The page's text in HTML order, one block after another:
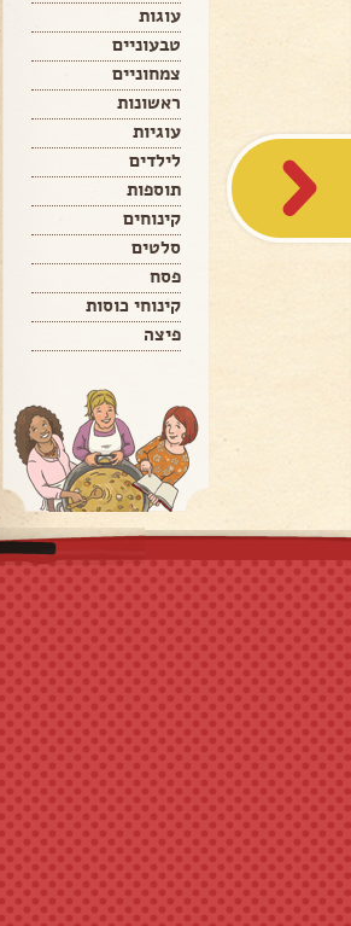
עוגות
טבעוניים
צמחוניים
ראשונות
עוגיות
לילדים
תוספות
קינוחים
סלטים
פסח
קינוחי כוסות
פיצה